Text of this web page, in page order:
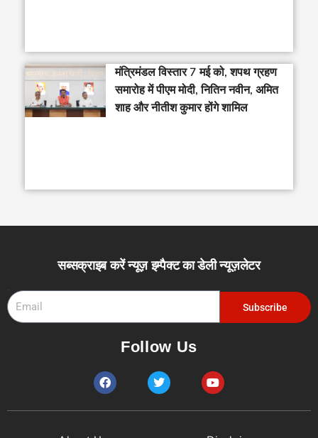
मंत्रिमंडल विस्तार 7 मई को, शपथ ग्रहण
समारोह में पीएम मोदी, नितिन नवीन, अमित
शाह और नीतीश कुमार होंगे शामिल
सब्सक्राइब करें न्यूज़ इम्पैक्ट का डेली न्यूज़लेटर
Subscribe
Follow Us
F
a
c
e
T
w
i
t
Y
o
u
t
b